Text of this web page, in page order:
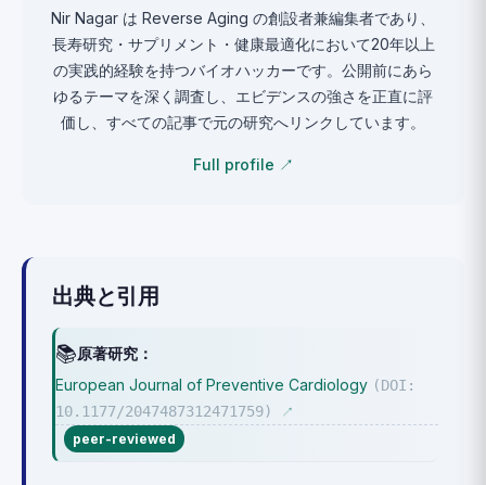
Nir Nagar は Reverse Aging の創設者兼編集者であり、
長寿研究・サプリメント・健康最適化において20年以上
の実践的経験を持つバイオハッカーです。公開前にあら
ゆるテーマを深く調査し、エビデンスの強さを正直に評
価し、すべての記事で元の研究へリンクしています。
Full profile ↗
出典と引用
📚原著研究：
European Journal of Preventive Cardiology (DOI:
10.1177/2047487312471759)
↗
peer-reviewed